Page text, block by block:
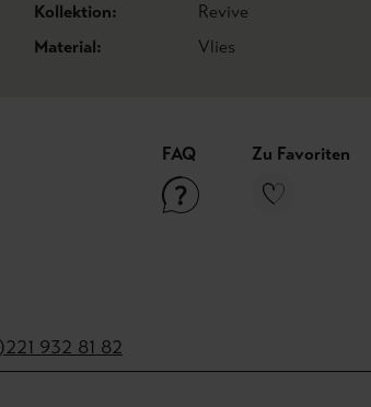
Kollektion:
Revive
Material:
Vlies
FAQ Zu Favoriten
932 81 82